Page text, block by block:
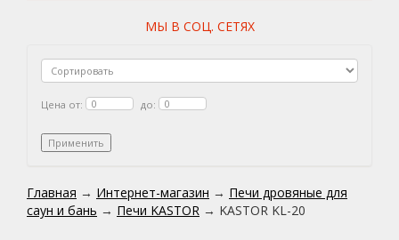
МЫ В СОЦ. СЕТЯХ
Цена от: до:
Главная → Интернет-магазин → Печи дровяные для
саун и бань → Печи KASTOR → KASTOR KL-20